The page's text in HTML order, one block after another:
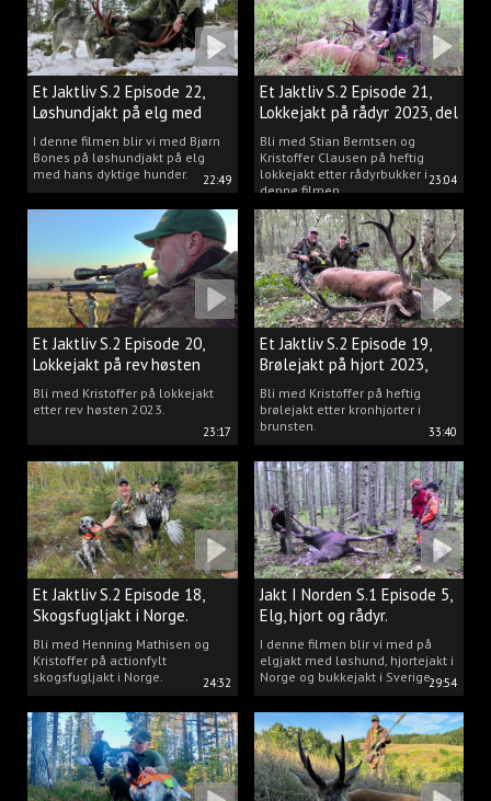
22:49
Et Jaktliv S.2 Episode 22,
Løshundjakt på elg med
Bjørn Bones
I denne filmen blir vi med Bjørn
Bones på løshundjakt på elg
med hans dyktige hunder.
23:04
Et Jaktliv S.2 Episode 21,
Lokkejakt på rådyr 2023, del
3.
Bli med Stian Berntsen og
Kristoffer Clausen på heftig
lokkejakt etter rådyrbukker i
denne filmen.
23:17
Et Jaktliv S.2 Episode 20,
Lokkejakt på rev høsten
2023.
Bli med Kristoffer på lokkejakt
etter rev høsten 2023.
33:40
Et Jaktliv S.2 Episode 19,
Brølejakt på hjort 2023,
del.1
Bli med Kristoffer på heftig
brølejakt etter kronhjorter i
brunsten.
24:32
Et Jaktliv S.2 Episode 18,
Skogsfugljakt i Norge.
Bli med Henning Mathisen og
Kristoffer på actionfylt
skogsfugljakt i Norge.
29:54
Jakt I Norden S.1 Episode 5,
Elg, hjort og rådyr.
I denne filmen blir vi med på
elgjakt med løshund, hjortejakt i
Norge og bukkejakt i Sverige.